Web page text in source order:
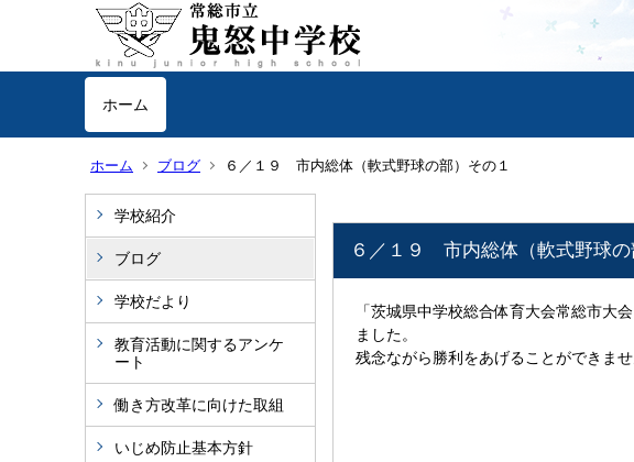
ホーム
ホーム ブログ ６／１９ 市内総体（軟式野球の部）その１
学校紹介
ブログ
学校だより
教育活動に関するアンケ
ート
働き方改革に向けた取組
いじめ防止基本方針
６／１９ 市内総体（軟式野球の
「茨城県中学校総合体育大会常総市
ました。
残念ながら勝利をあげることができま